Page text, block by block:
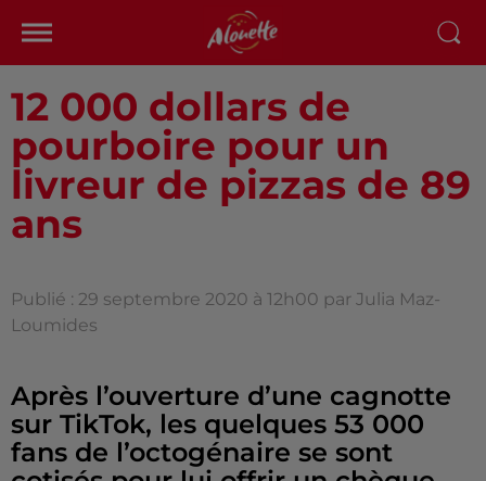
12 000 dollars de
pourboire pour un
livreur de pizzas de 89
ans
Publié : 29 septembre 2020 à 12h00 par Julia Maz-
Loumides
Après l’ouverture d’une cagnotte
sur TikTok, les quelques 53 000
fans de l’octogénaire se sont